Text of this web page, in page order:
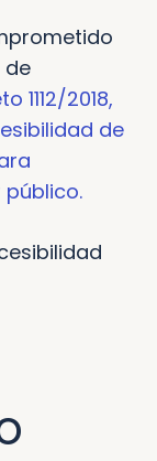
de
1112/2018,
de